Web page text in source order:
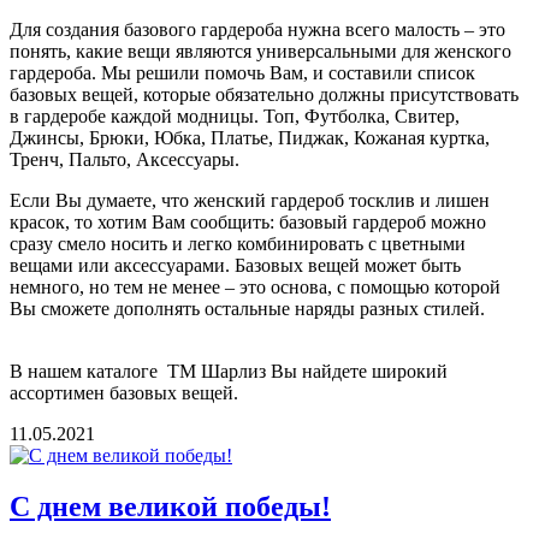
Для создания базового гардероба нужна всего малость – это
понять, какие вещи являются универсальными для женского
гардероба. Мы решили помочь Вам, и составили список
базовых вещей, которые обязательно должны присутствовать
в гардеробе каждой модницы. Топ, Футболка, Свитер,
Джинсы, Брюки, Юбка, Платье, Пиджак, Кожаная куртка,
Тренч, Пальто, Аксессуары.
Если Вы думаете, что женский гардероб тосклив и лишен
красок, то хотим Вам сообщить: базовый гардероб можно
сразу смело носить и легко комбинировать с цветными
вещами или аксессуарами. Базовых вещей может быть
немного, но тем не менее – это основа, с помощью которой
Вы сможете дополнять остальные наряды разных стилей.
В нашем каталоге ТМ Шарлиз Вы найдете широкий
ассортимен базовых вещей.
11.05.2021
С днем великой победы!